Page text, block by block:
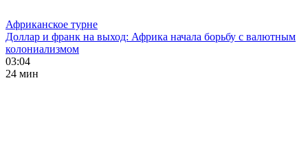
Африканское турне
Доллар и франк на выход: Африка начала борьбу с валютным
колониализмом
03:04
24 мин